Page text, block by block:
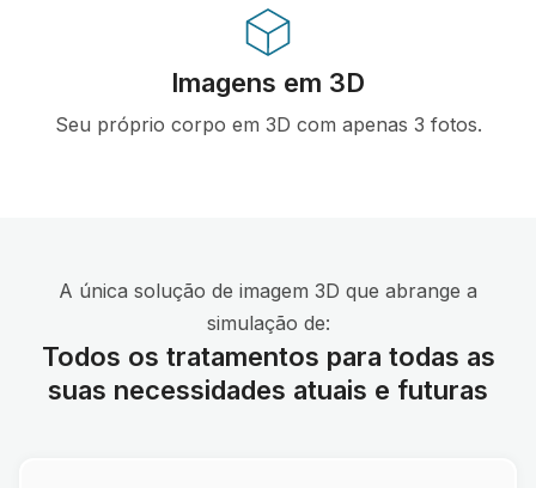
Imagens em 3D
Seu próprio corpo em 3D com apenas 3 fotos.
A única solução de imagem 3D que abrange a
simulação de:
Todos os tratamentos para todas as
suas necessidades atuais e futuras